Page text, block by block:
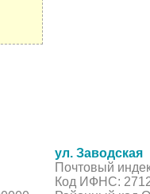
ул. Заводская
Почтовый
Код ИФНС: